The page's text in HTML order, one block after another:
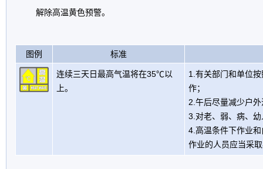
解除高温黄色预警。
图例 标准
连续三天日最高气温将在35℃以
上。
1.有关部门和单位
作；
2.午后尽量减少户
3.对老、弱、病、
4.高温条件下作业
作业的人员应当采